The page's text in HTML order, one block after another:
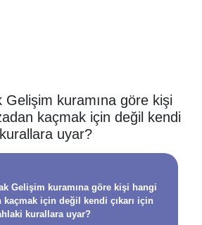
Gelişim kuramına göre kişi
kaçmak için değil kendi
uyar?
Gelişim kuramına göre kişi hangi
kaçmak için değil kendi çıkarı için
kurallara uyar?